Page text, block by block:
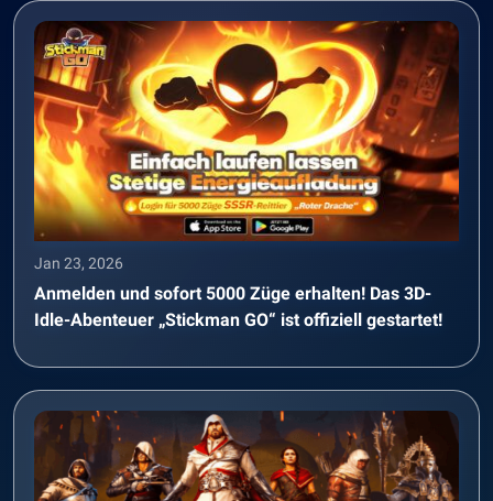
Jan 23, 2026
Anmelden und sofort 5000 Züge erhalten! Das 3D-
Idle-Abenteuer „Stickman GO“ ist offiziell gestartet!